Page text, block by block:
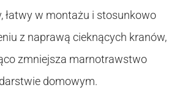
łatwy w montażu i stosunkowo
z naprawą cieknących kranów,
zmniejsza marnotrawstwo
domowym.